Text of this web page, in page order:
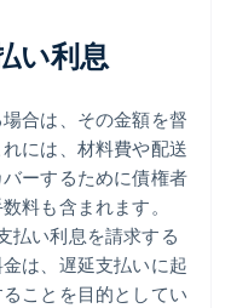
い利息
合は、その金額を督
には、材料費や配送
ーするために債権者
料も含まれます。
払い利息を請求する
は、遅延支払いに起
ことを目的としてい